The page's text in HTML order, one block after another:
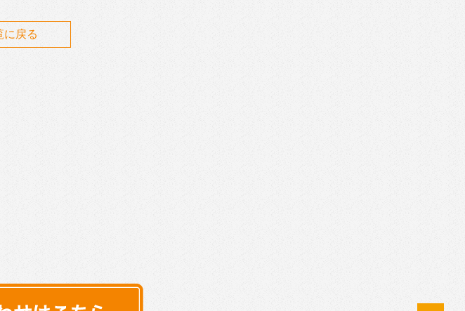
に戻る